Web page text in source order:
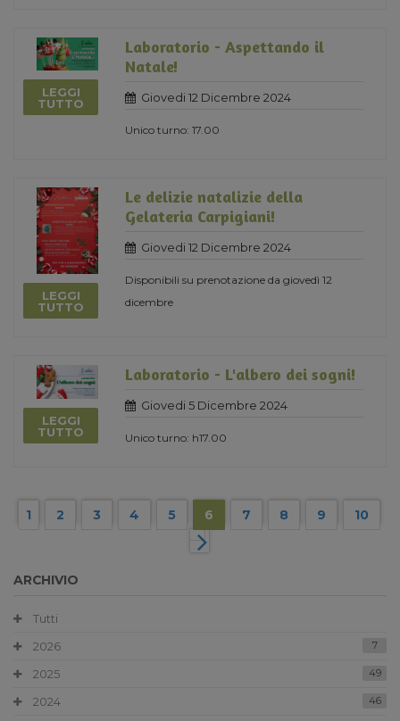
LEGGI
TUTTO
Laboratorio - Aspettando il
Natale!
Giovedi 12 Dicembre 2024
Unico turno: 17.00
LEGGI
TUTTO
Le delizie natalizie della
Gelateria Carpigiani!
Giovedi 12 Dicembre 2024
Disponibili su prenotazione da giovedì 12
dicembre
LEGGI
TUTTO
Laboratorio - L'albero dei sogni!
Giovedi 5 Dicembre 2024
Unico turno: h17.00
1 2 3 4 5 6 7 8 9 10
ARCHIVIO
Tutti
2026
7
2025 49
2024 46